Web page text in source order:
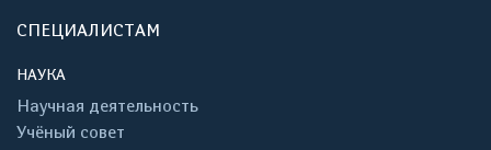
СПЕЦИАЛИСТАМ
НАУКА
Научная деятельность
Учёный совет